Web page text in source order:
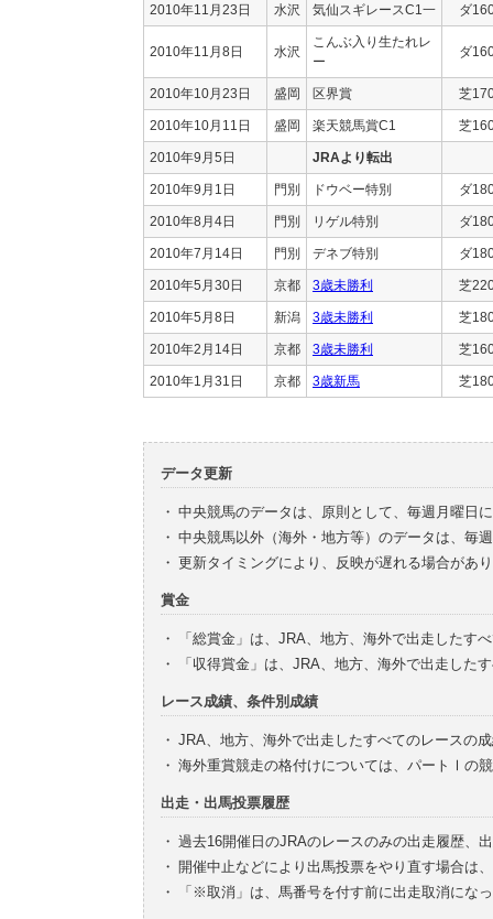
2010年11月23日 水沢 気仙スギレースC1一 ダ
2010年11月8日 水沢
こんぶ入り生たれレ
ー
ダ
2010年10月23日 盛岡 区界賞 芝
2010年10月11日 盛岡 楽天競馬賞C1 芝
2010年9月5日 JRAより転出
2010年9月1日 門別 ドウベー特別 ダ
2010年8月4日 門別 リゲル特別 ダ
2010年7月14日 門別 デネブ特別 ダ
2010年5月30日 京都 3歳未勝利 芝
2010年5月8日 新潟 3歳未勝利 芝
2010年2月14日 京都 3歳未勝利 芝
2010年1月31日 京都 3歳新馬 芝
データ更新
・ 中央競馬のデータは、原則として、毎週月曜日
・ 中央競馬以外（海外・地方等）のデータは、毎
・ 更新タイミングにより、反映が遅れる場合があ
賞金
・
「総賞金」は、JRA、地方、海外で出走したす
・
「収得賞金」は、JRA、地方、海外で出走した
レース成績、条件別成績
・ JRA、地方、海外で出走したすべてのレースの
・ 海外重賞競走の格付けについては、パートⅠの
出走・出馬投票履歴
・ 過去16開催日のJRAのレースのみの出走履歴、
・ 開催中止などにより出馬投票をやり直す場合は
・
「※取消」は、馬番号を付す前に出走取消にな